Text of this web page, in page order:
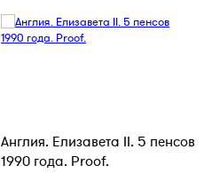
Англия. Елизавета II. 5 пенсов
1990 года. Proof.